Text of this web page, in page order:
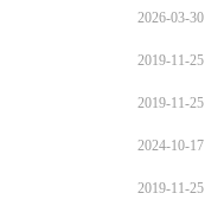
2026-03-30
2019-11-25
2019-11-25
2024-10-17
2019-11-25